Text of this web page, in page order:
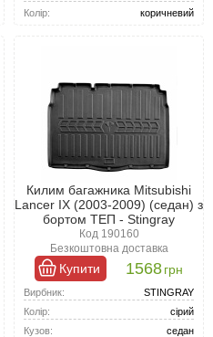
Колір:
коричневий
Килим багажника Mitsubishi
Lancer IX (2003-2009) (седан) з
бортом ТЕП - Stingray
Код 190160
Безкоштовна доставка
Купити 1568грн
Вирбник:
STINGRAY
Колір:
сірий
Кузов:
седан